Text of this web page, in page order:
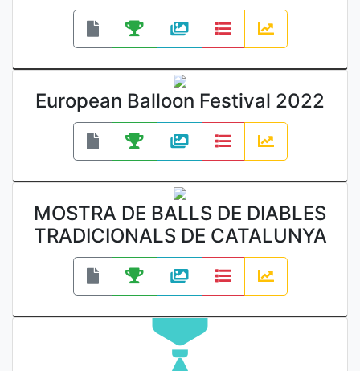
European Balloon Festival 2022
MOSTRA DE BALLS DE DIABLES
TRADICIONALS DE CATALUNYA